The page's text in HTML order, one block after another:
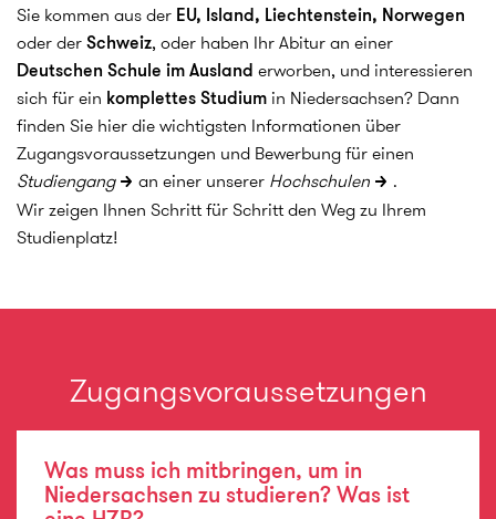
Sie kommen aus der EU, Island, Liechtenstein, Norwegen
oder derSchweiz, oder haben Ihr Abitur an einer
Deutschen Schule im Ausland erworben, und interessieren
sich für ein komplettes Studium in Niedersachsen? Dann
finden Sie hier die wichtigsten Informationen über
Zugangsvoraussetzungen und Bewerbung für einen
Studiengang
an einer unserer Hochschulen
.
Wir zeigen Ihnen Schritt für Schritt den Weg zu Ihrem
Studienplatz!
Zugangsvoraussetzungen
Was muss ich mitbringen, um in
Niedersachsen zu studieren? Was ist